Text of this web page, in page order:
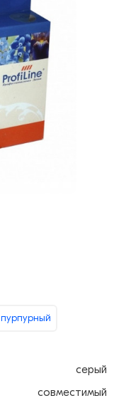
пурпурный
серый
совместимый